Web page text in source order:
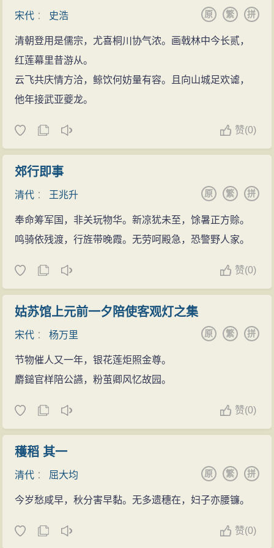
宋代 ： 史浩 拼
繁
原
清朝登用是儒宗，尤喜桐川协气浓。画戟林中今长贰，
红莲幕里昔游从。
云飞共庆情方洽，鲸饮何妨量有容。且向山城足欢谑，
他年接武亚夔龙。
赞(0)
郊行即事
清代 ： 王兆升 拼
繁
原
奉命筹军国，非关玩物华。新凉犹未至，馀暑正方赊。
鸣骑依残渡，行旌带晚霞。无劳呵殿急，恐警野人家。
赞(0)
姑苏馆上元前一夕陪使客观灯之集
宋代 ：杨万里 拼
繁
原
节物催人又一年，银花莲炬照金尊。
麝鎚官样陪公讌，粉茧卿风忆故园。
赞(0)
穫稻 其一
清代 ： 屈大均 拼
繁
原
今岁愁咸早，秋分害早黏。无多遗穗在，妇子亦腰镰。
赞(0)